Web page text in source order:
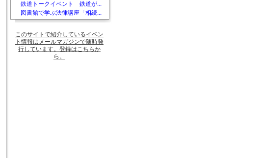
鉄道トークイベント 鉄道が...
図書館で学ぶ法律講座「相続...
このサイトで紹介しているイベン
ト情報はメールマガジンで随時発
行しています。登録はこちらか
ら。